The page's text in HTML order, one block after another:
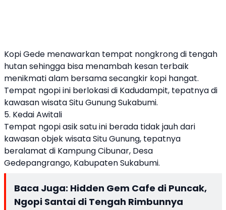
Kopi Gede menawarkan tempat nongkrong di tengah
hutan sehingga bisa menambah kesan terbaik
menikmati alam bersama secangkir kopi hangat.
Tempat ngopi ini berlokasi di Kadudampit, tepatnya di
kawasan wisata Situ Gunung Sukabumi.
5. Kedai Awitali
Tempat ngopi asik satu ini berada tidak jauh dari
kawasan objek wisata Situ Gunung, tepatnya
beralamat di Kampung Cibunar, Desa
Gedepangrango, Kabupaten Sukabumi.
Baca Juga: Hidden Gem Cafe di Puncak,
Ngopi Santai di Tengah Rimbunnya